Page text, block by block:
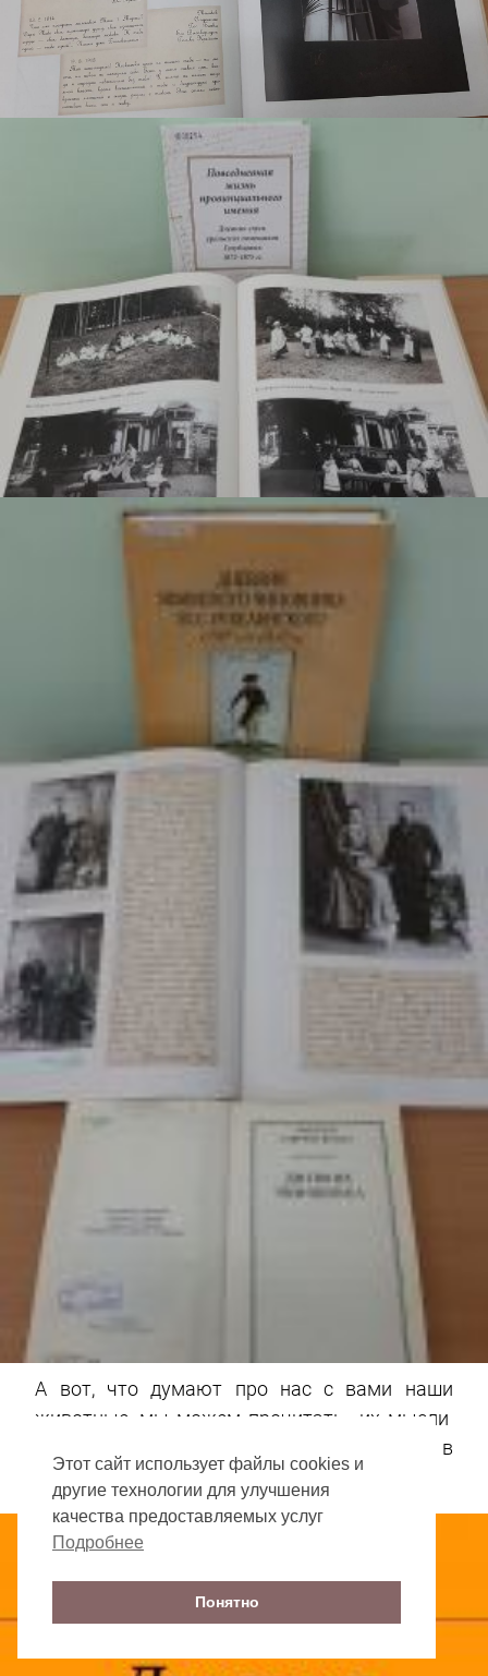
А вот, что думают про нас с вами наши
животные, мы можем прочитать их мысли
по «дневникам». Убедитесь сами, заглянув в
записи.
Этот сайт использует файлы cookies и
другие технологии для улучшения
качества предоставляемых услуг
Подробнее
Понятно